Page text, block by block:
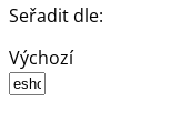
Seřadit dle:
Výchozí